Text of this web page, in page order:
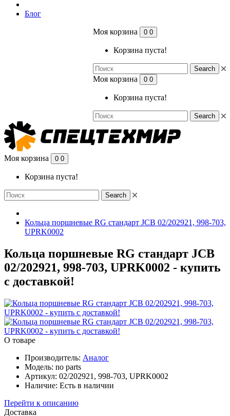
Блог
Моя корзина 0 0
Корзина пуста!
Search
Моя корзина 0 0
Корзина пуста!
Search
Моя корзина 0 0
Корзина пуста!
Search
Кольца поршневые RG стандарт JCB 02/202921, 998-703,
UPRK0002
Кольца поршневые RG стандарт JCB
02/202921, 998-703, UPRK0002 - купить
с доставкой!
О товаре
Производитель: Аналог
Модель: no parts
Артикул: 02/202921, 998-703, UPRK0002
Наличие: Есть в наличии
Перейти к описанию
Доставка